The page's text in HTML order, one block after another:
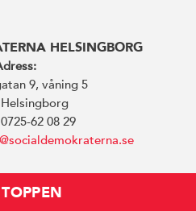
HELSINGBORG
9, våning 5
Helsingborg
0725-62 08 29